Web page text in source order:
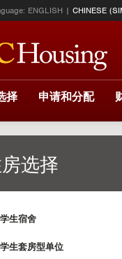
ENGLISH CHINESE
择 申请和分配
选择
生宿舍
生套房型单位